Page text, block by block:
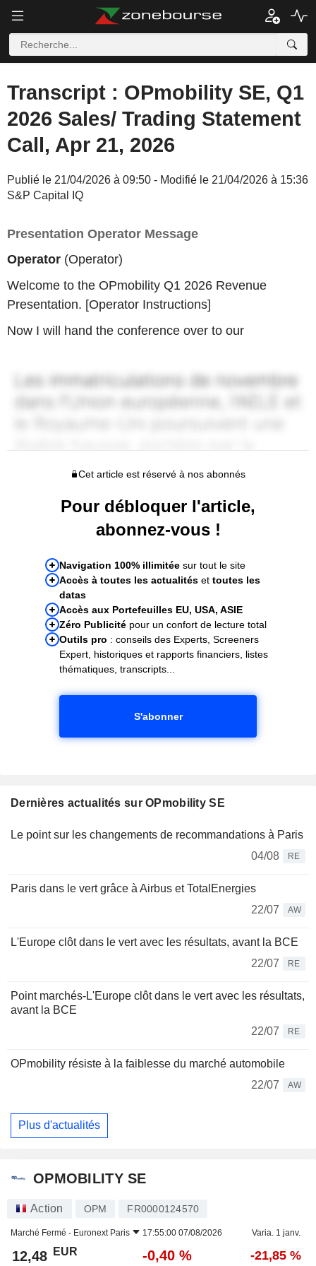
Transcript : OPmobility SE, Q1
2026 Sales/ Trading Statement
Call, Apr 21, 2026
Publié le 21/04/2026 à 09:50 - Modifié le 21/04/2026 à 15:36
S&P Capital IQ
Presentation Operator Message
Operator (Operator)
Welcome to the OPmobility Q1 2026 Revenue
Presentation. [Operator Instructions]
Now I will hand the conference over to our
Cet article est réservé à nos abonnés
Pour débloquer l'article,
abonnez-vous !
Navigation 100% illimitée sur tout le site
Accès à toutes les actualités et toutes les
datas
Accès aux Portefeuilles EU, USA, ASIE
Zéro Publicité pour un confort de lecture total
Outils pro : conseils des Experts, Screeners
Expert, historiques et rapports financiers, listes
thématiques, transcripts...
S'abonner
Dernières actualités sur OPmobility SE
Le point sur les changements de recommandations à Paris
04/08
RE
Paris dans le vert grâce à Airbus et TotalEnergies
22/07
AW
L'Europe clôt dans le vert avec les résultats, avant la BCE
22/07
RE
Point marchés-L'Europe clôt dans le vert avec les résultats,
avant la BCE
22/07
RE
OPmobility résiste à la faiblesse du marché automobile
22/07
AW
Plus d'actualités
OPMOBILITY SE
Action OPM FR0000124570
Marché Fermé - Euronext Paris 17:55:00 07/08/2026 Varia. 1 janv.
12,48 EUR -0,40 % -21,85 %